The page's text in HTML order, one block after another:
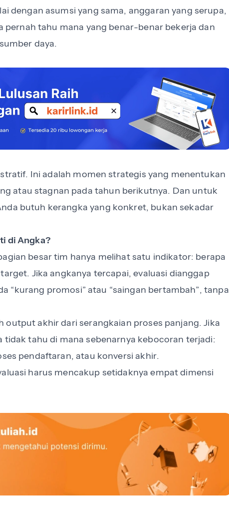
dengan asumsi yang sama, anggaran yang serupa,
pernah tahu mana yang benar-benar bekerja dan
daya.
Ini adalah momen strategis yang menentukan
atau stagnan pada tahun berikutnya. Dan untuk
butuh kerangka yang konkret, bukan sekadar
di Angka?
besar tim hanya melihat satu indikator: berapa
Jika angkanya tercapai, evaluasi dianggap
“kurang promosi” atau “saingan bertambah”, tanpa
output akhir dari serangkaian proses panjang. Jika
tahu di mana sebenarnya kebocoran terjadi:
pendaftaran, atau konversi akhir.
harus mencakup setidaknya empat dimensi